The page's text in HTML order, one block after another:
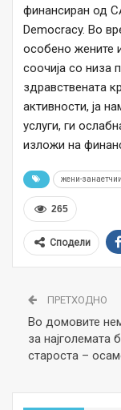
финансиран од
Democracy. Во
особено жените
соочија со низа
здравствената
активности, ја
услуги, ги
изложи на
жени-занаетчии
265
Сподели
ПРЕТХОДНО
Во домовите
за најголемата
староста –